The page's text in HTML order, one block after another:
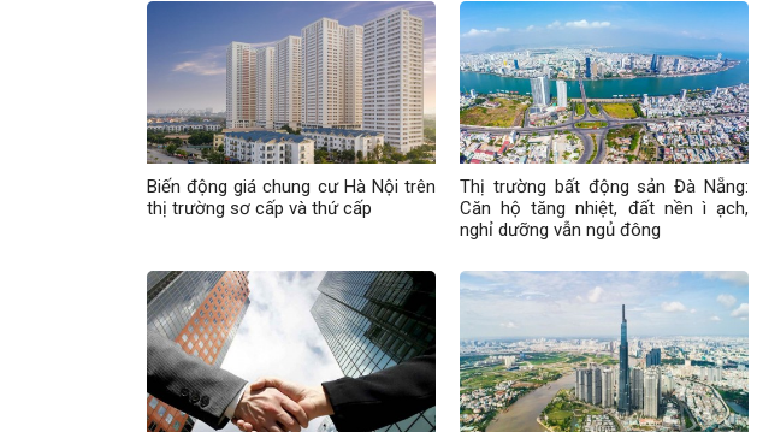
Biến động giá chung cư Hà Nội trên
thị trường sơ cấp và thứ cấp
Thị trường bất động sản Đà Nẵng:
Căn hộ tăng nhiệt, đất nền ì ạch,
nghỉ dưỡng vẫn ngủ đông